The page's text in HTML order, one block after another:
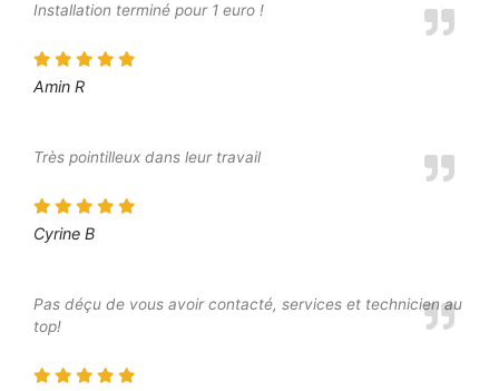
Installation terminé pour 1 euro !
Amin R
Très pointilleux dans leur travail
Cyrine B
Pas déçu de vous avoir contacté, services et technicien au
top!